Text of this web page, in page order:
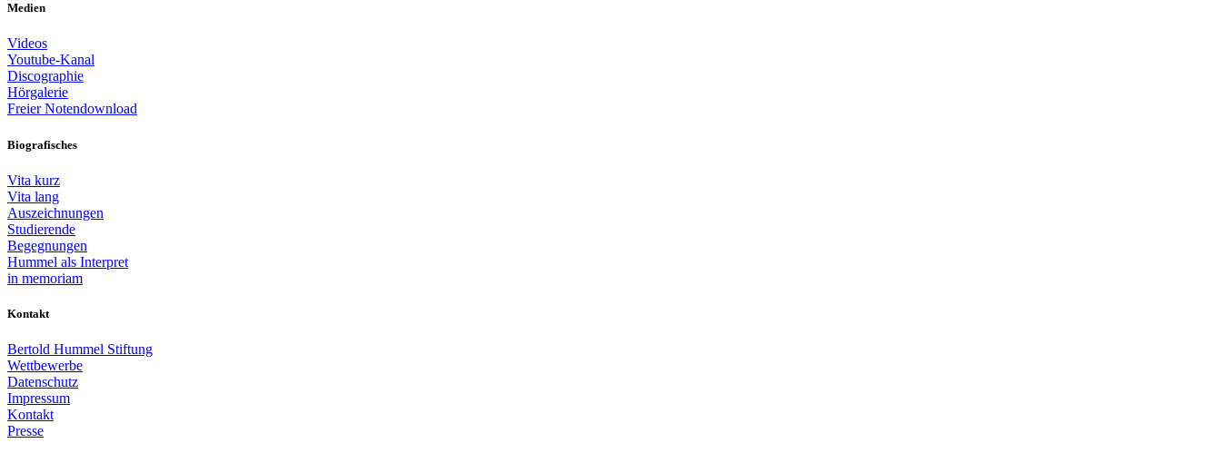
Medien
Videos
Youtube-Kanal
Discographie
Hörgalerie
Freier Notendownload
Biografisches
Vita kurz
Vita lang
Auszeichnungen
Studierende
Begegnungen
Hummel als Interpret
in memoriam
Kontakt
Bertold Hummel Stiftung
Wettbewerbe
Datenschutz
Impressum
Kontakt
Presse